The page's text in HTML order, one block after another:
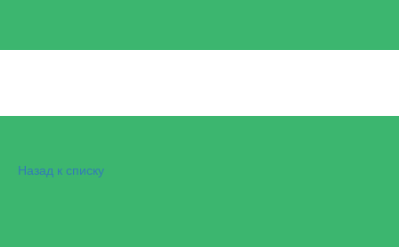
Назад к списку